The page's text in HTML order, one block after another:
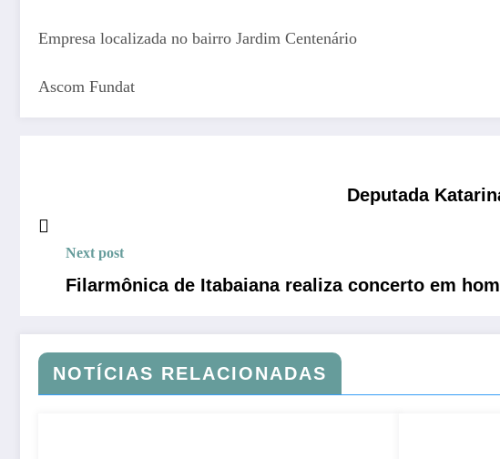
Empresa localizada no bairro Jardim Centenário
Ascom Fundat
Deputada
Next post
Filarmônica de Itabaiana realiza concerto em
NOTÍCIAS RELACIONADAS